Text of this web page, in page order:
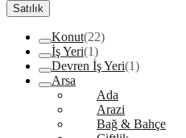
Satılık
Konut(22)
İş Yeri(1)
Devren İş Yeri(1)
Arsa
Ada
Arazi
Bağ & Bahçe